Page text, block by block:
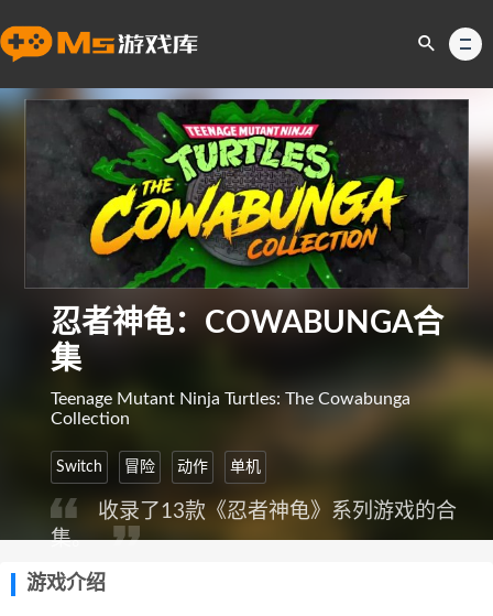
忍者神龟：COWABUNGA合
集
Teenage Mutant Ninja Turtles: The Cowabunga
Collection
Switch 冒险 动作 单机
集。
游戏介绍